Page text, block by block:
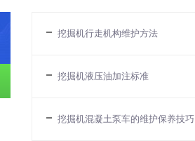
挖掘机行走机构维护方法
挖掘机液压油加注标准
挖掘机混凝土泵车的维护保养技巧